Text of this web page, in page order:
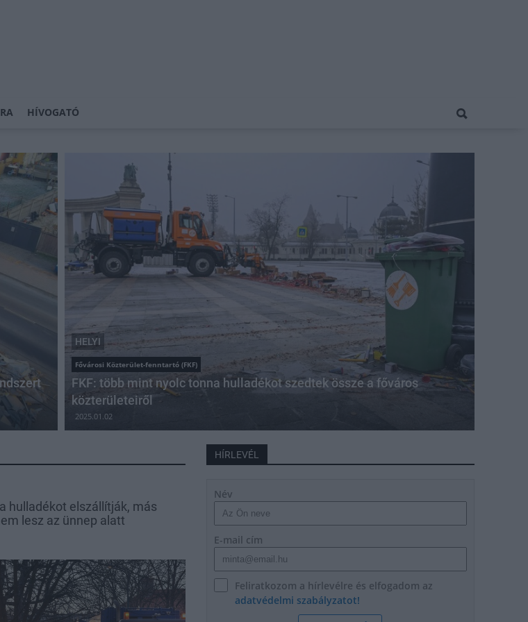
HÍVOGATÓ
HELYI
Fővárosi Közterület-fenntartó (FKF)
FKF: több mint nyolc tonna hulladékot szedtek össze a főváros
közterületeiről
2025.01.02
hulladékot elszállítják, más
lesz az ünnep alatt
HÍRLEVÉL
Név
E-mail cím
Feliratkozom a hírlevélre és elfogadom az
adatvédelmi szabályzatot!